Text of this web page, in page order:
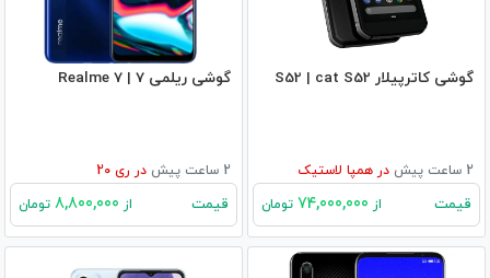
گوشی کاترپیلار S52 | cat S52
2 ساعت پیش در همپا لاستیک
قیمت از تومان
گوشی ریلمی 7 | Realme 7
2 ساعت پیش در ری 20
قیمت از تومان